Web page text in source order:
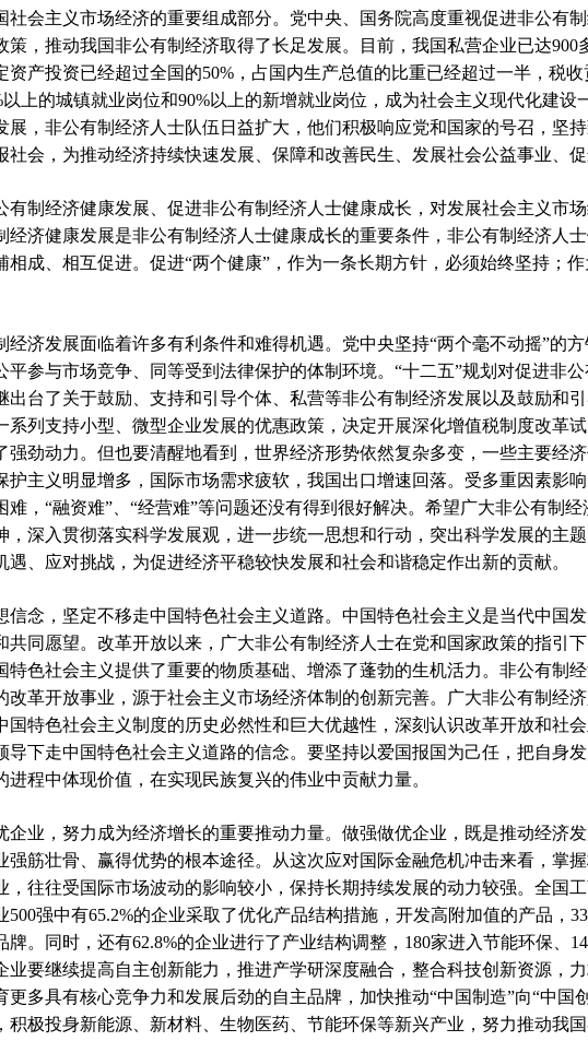
主义市场经济的重要组成部分。党中央、国务院高度重视促进非公有
策，推动我国非公有制经济取得了长足发展。目前，我国私营企业已达900
资产投资已经超过全国的50%，占国内生产总值的比重已经超过一半，税
以上的城镇就业岗位和90%以上的新增就业岗位，成为社会主义现代化建
展，非公有制经济人士队伍日益扩大，他们积极响应党和国家的号召，坚
社会，为推动经济持续快速发展、保障和改善民生、发展社会公益事业、促
经济健康发展、促进非公有制经济人士健康成长，对发展社会主义市
经济健康发展是非公有制经济人士健康成长的重要条件，非公有制经济人
相成、相互促进。促进“两个健康”，作为一条长期方针，必须始终坚持；
发展面临着许多有利条件和难得机遇。党中央坚持“两个毫不动摇”的方
平参与市场竞争、同等受到法律保护的体制环境。“十二五”规划对促进非
出台了关于鼓励、支持和引导个体、私营等非公有制经济发展以及鼓励和
系列支持小型、微型企业发展的优惠政策，决定开展深化增值税制度改革
强劲动力。但也要清醒地看到，世界经济形势依然复杂多变，一些主要经
护主义明显增多，国际市场需求疲软，我国出口增速回落。受多重因素影
难，“融资难”、“经营难”等问题还没有得到很好解决。希望广大非公有制
，深入贯彻落实科学发展观，进一步统一思想和行动，突出科学发展的主
遇、应对挑战，为促进经济平稳较快发展和社会和谐稳定作出新的贡献。
，坚定不移走中国特色社会主义道路。中国特色社会主义是当代中国发
共同愿望。改革开放以来，广大非公有制经济人士在党和国家政策的指引
特色社会主义提供了重要的物质基础、增添了蓬勃的生机活力。非公有制
改革开放事业，源于社会主义市场经济体制的创新完善。广大非公有制经
国特色社会主义制度的历史必然性和巨大优越性，深刻认识改革开放和社
导下走中国特色社会主义道路的信念。要坚持以爱国报国为己任，把自身
程中体现价值，在实现民族复兴的伟业中贡献力量。
，努力成为经济增长的重要推动力量。做强做优企业，既是推动经济
强筋壮骨、赢得优势的根本途径。从这次应对国际金融危机冲击来看，掌
，往往受国际市场波动的影响较小，保持长期持续发展的动力较强。全国
强中有65.2%的企业采取了优化产品结构措施，开发高附加值的产品，
牌。同时，还有62.8%的企业进行了产业结构调整，180家进入节能环保、
业要继续提高自主创新能力，推进产学研深度融合，整合科技创新资源，
更多具有核心竞争力和发展后劲的自主品牌，加快推动“中国制造”向“中国
积极投身新能源、新材料、生物医药、节能环保等新兴产业，努力推动我